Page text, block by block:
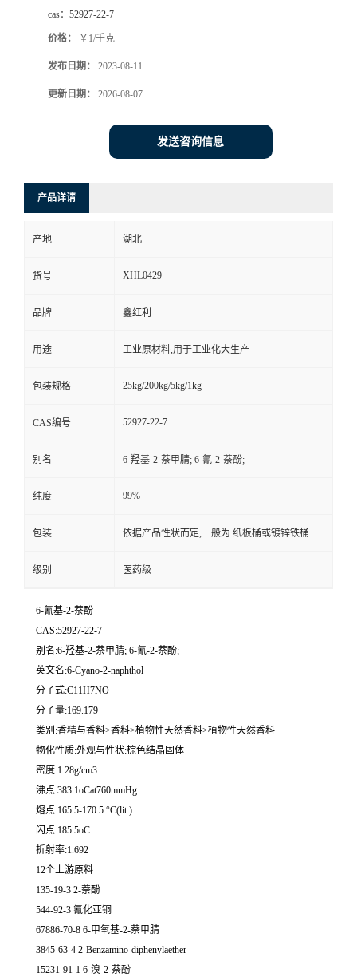
cas： 52927-22-7
价格： ￥1/千克
发布日期： 2023-08-11
更新日期： 2026-08-07
发送咨询信息
产品详请
产地 湖北
货号 XHL0429
品牌 鑫红利
用途 工业原材料,用于工业化大生产
包装规格 25kg/200kg/5kg/1kg
CAS编号 52927-22-7
别名 6-羟基-2-萘甲腈; 6-氰-2-萘酚;
纯度 99%
包装 依据产品性状而定,一般为:纸板桶或镀锌铁桶
级别 医药级
6-氰基-2-萘酚
CAS:52927-22-7
别名:6-羟基-2-萘甲腈; 6-氰-2-萘酚;
英文名:6-Cyano-2-naphthol
分子式:C11H7NO
分子量:169.179
类别:香精与香料>香料>植物性天然香料>植物性天然香料
物化性质:外观与性状:棕色结晶固体
密度:1.28g/cm3
沸点:383.1oCat760mmHg
熔点:165.5-170.5 °C(lit.)
闪点:185.5oC
折射率:1.692
12个上游原料
135-19-3 2-萘酚
544-92-3 氰化亚铜
67886-70-8 6-甲氧基-2-萘甲腈
3845-63-4 2-Benzamino-diphenylaether
15231-91-1 6-溴-2-萘酚